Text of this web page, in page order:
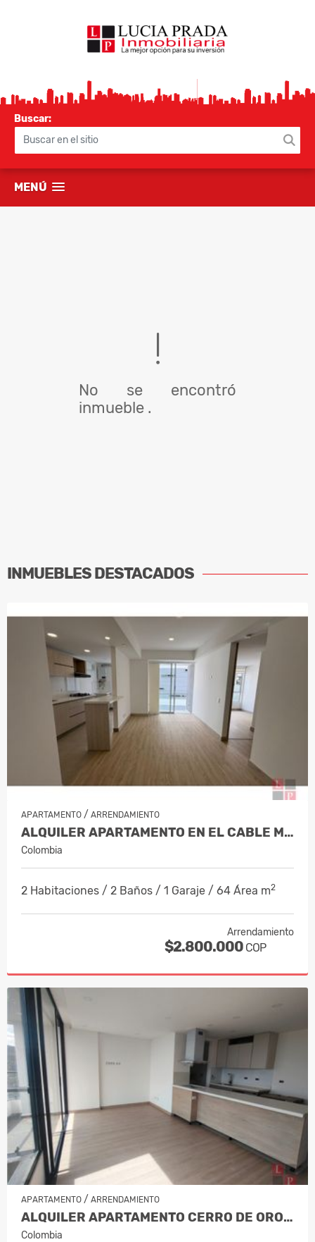
Buscar:
MENÚ
No se encontró
inmueble .
INMUEBLESDESTACADOS
APARTAMENTO / ARRENDAMIENTO
ALQUILER APARTAMENTO EN EL CABLE MAN…
Colombia
2 Habitaciones / 2 Baños / 1 Garaje / 64 Área m2
Arrendamiento
$2.800.000 COP
APARTAMENTO / ARRENDAMIENTO
ALQUILER APARTAMENTO CERRO DE ORO,…
Colombia